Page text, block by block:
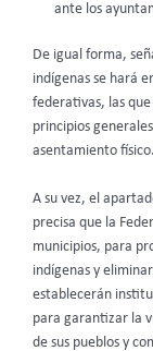
ante los
De igual forma,
indígenas se hará
federativas, las
principios
asentamiento físico.
A su vez, el
precisa que la
municipios, para
indígenas y
establecerán
para garantizar la
de sus pueblos y